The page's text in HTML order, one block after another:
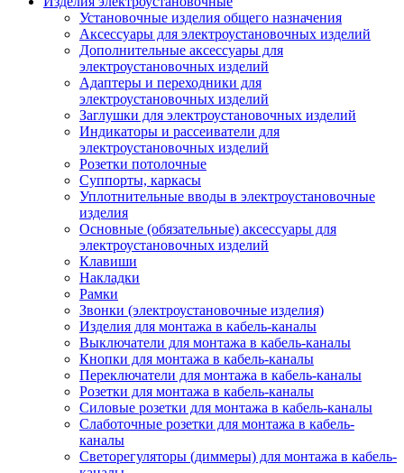
Установочные изделия общего назначения
Аксессуары для электроустановочных изделий
Дополнительные аксессуары для
электроустановочных изделий
Адаптеры и переходники для
электроустановочных изделий
Заглушки для электроустановочных изделий
Индикаторы и рассеиватели для
электроустановочных изделий
Розетки потолочные
Суппорты, каркасы
Уплотнительные вводы в электроустановочные
изделия
Основные (обязательные) аксессуары для
электроустановочных изделий
Клавиши
Накладки
Рамки
Звонки (электроустановочные изделия)
Изделия для монтажа в кабель-каналы
Выключатели для монтажа в кабель-каналы
Кнопки для монтажа в кабель-каналы
Переключатели для монтажа в кабель-каналы
Розетки для монтажа в кабель-каналы
Силовые розетки для монтажа в кабель-каналы
Слаботочные розетки для монтажа в кабель-
каналы
Светорегуляторы (диммеры) для монтажа в кабель-